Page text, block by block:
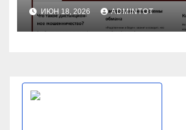
ИЮН 18, 2026 ADMINTOT